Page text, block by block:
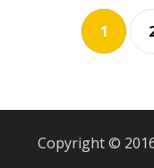
1
Copyright ©